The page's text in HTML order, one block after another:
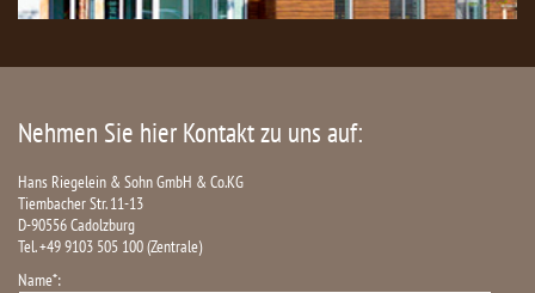
Nehmen Sie hier Kontakt zu uns auf:
Hans Riegelein & Sohn GmbH & Co.KG
Tiembacher Str. 11-13
D-90556 Cadolzburg
Tel. +49 9103 505 100 (Zentrale)
Name*: